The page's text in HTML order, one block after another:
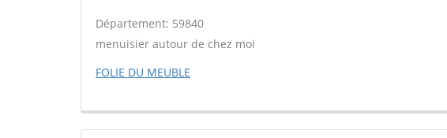
Département: 59840
menuisier autour de chez moi
FOLIE DU MEUBLE